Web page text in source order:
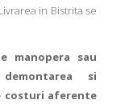
in Bistrita se
manopera sau
si
costuri aferente